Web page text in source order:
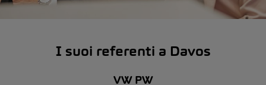
I suoi referenti a Davos
VW PW